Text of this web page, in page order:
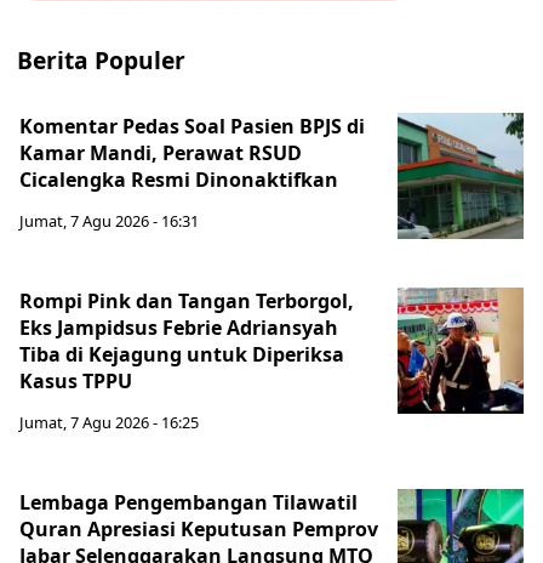
Berita Populer
Komentar Pedas Soal Pasien BPJS di
Kamar Mandi, Perawat RSUD
Cicalengka Resmi Dinonaktifkan
Jumat, 7 Agu 2026 - 16:31
Rompi Pink dan Tangan Terborgol,
Eks Jampidsus Febrie Adriansyah
Tiba di Kejagung untuk Diperiksa
Kasus TPPU
Jumat, 7 Agu 2026 - 16:25
Lembaga Pengembangan Tilawatil
Quran Apresiasi Keputusan Pemprov
Jabar Selenggarakan Langsung MTQ